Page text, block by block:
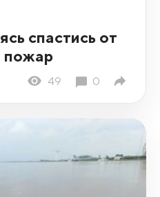
спастись от
пожар
49 0